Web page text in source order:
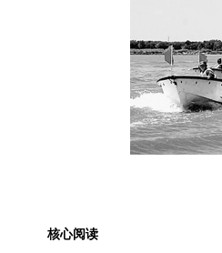
核心阅读